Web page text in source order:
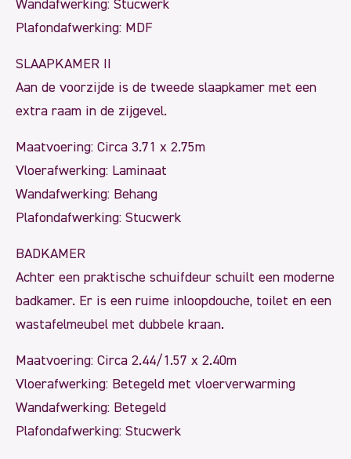
Wandafwerking: Stucwerk
Plafondafwerking: MDF
SLAAPKAMER II
Aan de voorzijde is de tweede slaapkamer met een
extra raam in de zijgevel.
Maatvoering: Circa 3.71 x 2.75m
Vloerafwerking: Laminaat
Wandafwerking: Behang
Plafondafwerking: Stucwerk
BADKAMER
Achter een praktische schuifdeur schuilt een moderne
badkamer. Er is een ruime inloopdouche, toilet en een
wastafelmeubel met dubbele kraan.
Maatvoering: Circa 2.44/1.57 x 2.40m
Vloerafwerking: Betegeld met vloerverwarming
Wandafwerking: Betegeld
Plafondafwerking: Stucwerk